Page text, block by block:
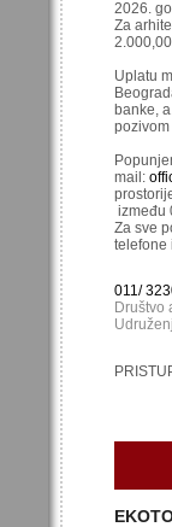
2026.
Za
Uplatu
banke,
pozivom
mail:
između
Za sve
telefone
011/
Društvo